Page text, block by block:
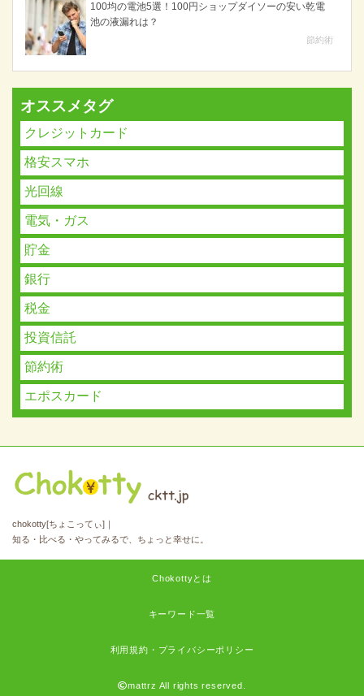
100均の電池5選！100円ショップダイソーの安い乾電
池の液漏れは？
節約術
オススメタグ
クレジットカード
格安スマホ
光回線
電気・ガス
貯金
銀行
税金
投資信託
節約術
エポスカード
chokotty[ちょこってぃ]｜
知る・比べる・やってみるで、ちょっと幸せに。
Chokottyとは
キーワード一覧
利用規約・プライバシーポリシー
mattrz All rights reserved.